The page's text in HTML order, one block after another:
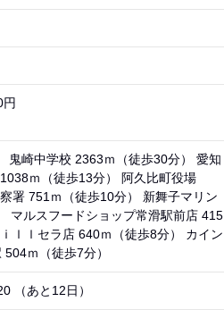
鬼崎中学校 2363ｍ（徒歩30分） 愛知
ｍ（徒歩13分） 阿久比町役場
署 751ｍ（徒歩10分） 新舞子マリン
マルスフードショップ常滑駅前店 415
ｌｌセラ店 640ｍ（徒歩8分） カイン
ｍ（徒歩7分）
（あと 12日 ）